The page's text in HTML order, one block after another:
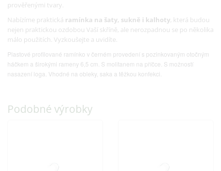
prověřenými tvary.
Nabízíme praktická ramínka na šaty, sukně i kalhoty, která budou
nejen praktickou ozdobou Vaší skříně, ale nerozpadnou se po několika
málo použitích. Vyzkoušejte a uvidíte.
Plastové profilované ramínko v černém provedení s pozinkovaným otočným
háčkem a širokými rameny 6,5 cm. S molitanem na příčce. S možností
nasazení loga. Vhodné na obleky, saka a těžkou konfekci.
Podobné výrobky